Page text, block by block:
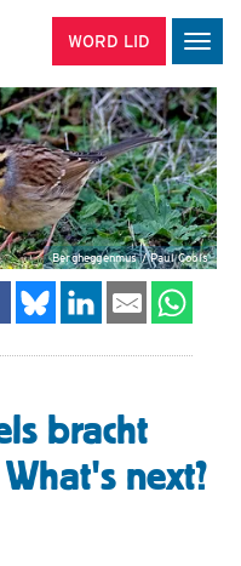
WORD LID
Bergheggenmus / Paul Cools
bracht
next?